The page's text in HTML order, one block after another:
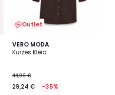
Outlet
VERO MODA
Kurzes Kleid
44,99 €
29,24 € -35%
5
/